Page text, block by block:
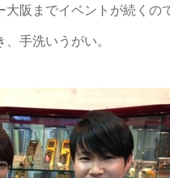
大阪までイベントが続くの
手洗いうがい。